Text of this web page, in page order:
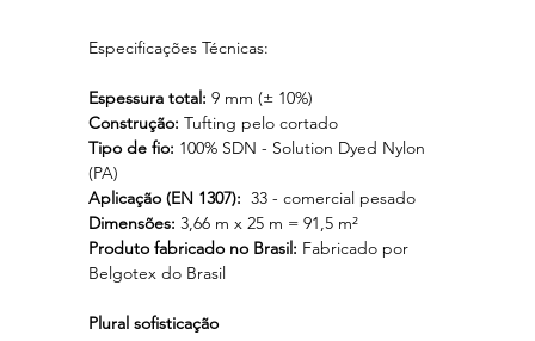
Especificações Técnicas:
Espessura total: 9 mm (± 10%)
Construção: Tufting pelo cortado
Tipo de fio: 100% SDN - Solution Dyed Nylon
(PA)
Aplicação (EN 1307): 33 - comercial pesado
Dimensões: 3,66 m x 25 m = 91,5 m²
Produto fabricado no Brasil: Fabricado por
Belgotex do Brasil
Plural sofisticação